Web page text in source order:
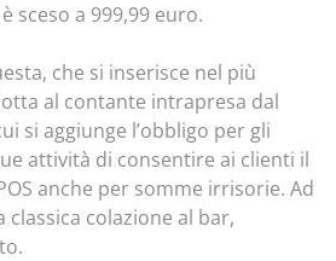
sceso a 999,99 euro.
che si inserisce nel più
al contante intrapresa dal
si aggiunge l’obbligo per gli
attività di consentire ai clienti il
anche per somme irrisorie. Ad
classica colazione al bar,